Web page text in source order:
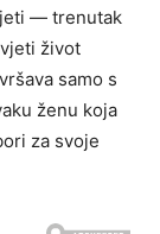
— trenutak
život
samo s
ženu koja
za svoje